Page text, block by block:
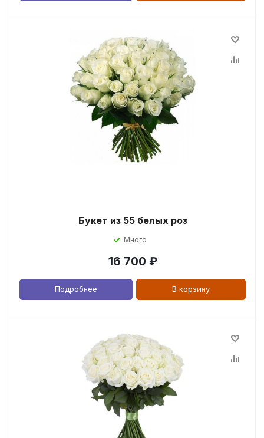
Букет из 55 белых роз
Много
16 700 ₽
Подробнее В корзину